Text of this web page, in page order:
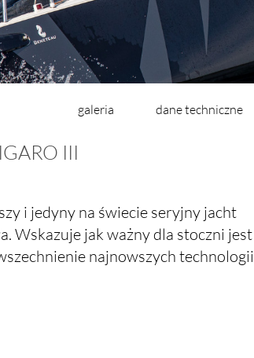
galeria dane techniczne
III
i jedyny na świecie seryjny jacht
Wskazuje jak ważny dla stoczni jest
najnowszych technologii